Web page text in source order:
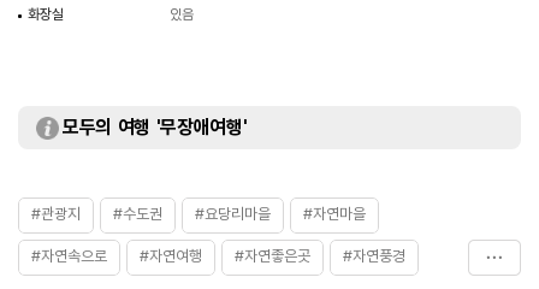
화장실
있음
모두의 여행 '무장애여행'
#관광지 #수도권 #요당리마을 #자연마을
#자연속으로 #자연여행 #자연좋은곳 #자연풍경